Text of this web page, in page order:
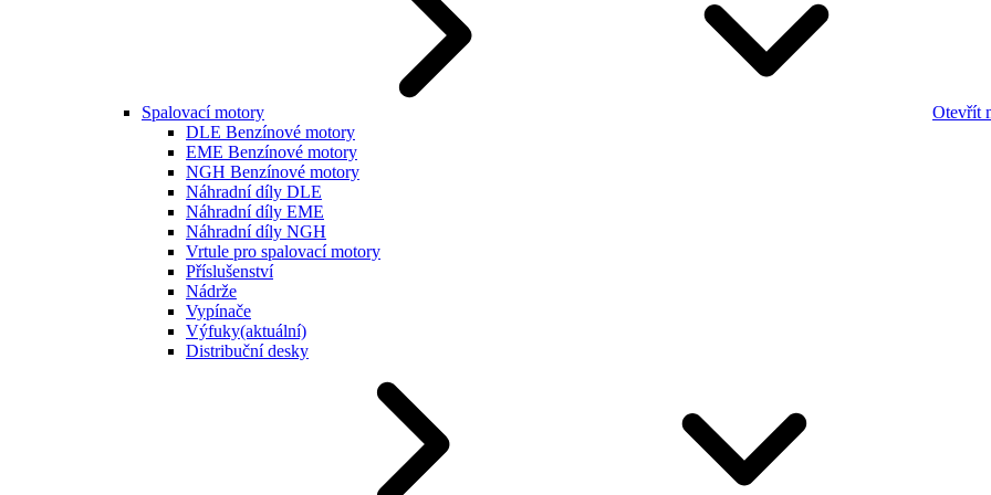
Spalovací motory
Otevřít
DLE Benzínové motory
EME Benzínové motory
NGH Benzínové motory
Náhradní díly DLE
Náhradní díly EME
Náhradní díly NGH
Vrtule pro spalovací motory
Příslušenství
Nádrže
Vypínače
Výfuky(aktuální)
Distribuční desky